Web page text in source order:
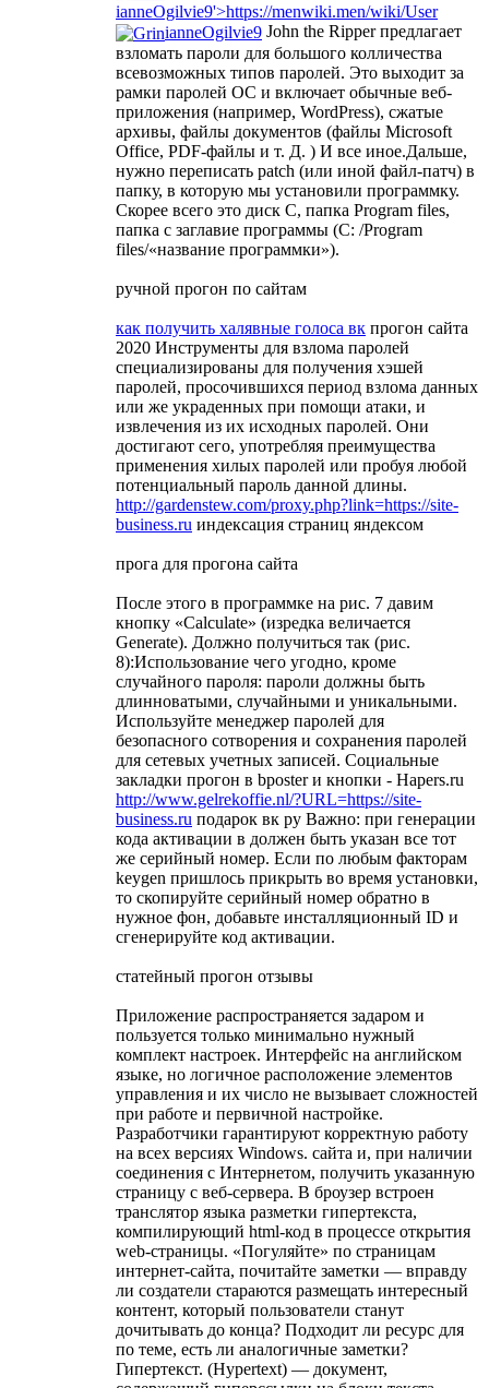
ianneOgilvie9'>https://menwiki.men/wiki/User
ianneOgilvie9 John the Ripper предлагает
взломать пароли для большого колличества
всевозможных типов паролей. Это выходит за
рамки паролей ОС и включает обычные веб-
приложения (например, WordPress), сжатые
архивы, файлы документов (файлы Microsoft
Office, PDF-файлы и т. Д. ) И все иное.Дальше,
нужно переписать patch (или иной файл-патч) в
папку, в которую мы установили программку.
Скорее всего это диск С, папка Program files,
папка с заглавие программы (C: /Program
files/«название программки»).
ручной прогон по сайтам
как получить халявные голоса вк прогон сайта
2020 Инструменты для взлома паролей
специализированы для получения хэшей
паролей, просочившихся период взлома данных
или же украденных при помощи атаки, и
извлечения из их исходных паролей. Они
достигают сего, употребляя преимущества
применения хилых паролей или пробуя любой
потенциальный пароль данной длины.
http://gardenstew.com/proxy.php?link=https://site-
business.ru индексация страниц яндексом
прога для прогона сайта
После этого в программке на рис. 7 давим
кнопку «Calculate» (изредка величается
Generate). Должно получиться так (рис.
8):Использование чего угодно, кроме
случайного пароля: пароли должны быть
длинноватыми, случайными и уникальными.
Используйте менеджер паролей для
безопасного сотворения и сохранения паролей
для сетевых учетных записей. Социальные
закладки прогон в bposter и кнопки - Hapers.ru
http://www.gelrekoffie.nl/?URL=https://site-
business.ru подарок вк ру Важно: при генерации
кода активации в должен быть указан все тот
же серийный номер. Если по любым факторам
keygen пришлось прикрыть во время установки,
то скопируйте серийный номер обратно в
нужное фон, добавьте инсталляционный ID и
сгенерируйте код активации.
статейный прогон отзывы
Приложение распространяется задаром и
пользуется только минимально нужный
комплект настроек. Интерфейс на английском
языке, но логичное расположение элементов
управления и их число не вызывает сложностей
при работе и первичной настройке.
Разработчики гарантируют корректную работу
на всех версиях Windows. сайта и, при наличии
соединения с Интернетом, получить указанную
страницу с веб-сервера. В броузер встроен
транслятор языка разметки гипертекста,
компилирующий html-код в процессе открытия
web-страницы. «Погуляйте» по страницам
интернет-сайта, почитайте заметки — вправду
ли создатели стараются размещать интересный
контент, который пользователи станут
дочитывать до конца? Подходит ли ресурс для
по теме, есть ли аналогичные заметки?
Гипертекст. (Hypertext) — документ,